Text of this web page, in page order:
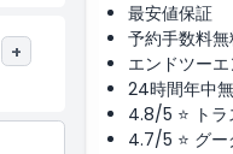
+
最安値保証
予約手数料
エンドツー
24時間年中
4.8/5 ⭐ トラ
4.7/5 ⭐ グー